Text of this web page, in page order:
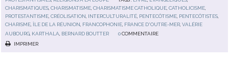
CHARISMATIQUES ,CHARISMATISME ,CHARISMATISME CATHOLIQUE ,CATHOLICISME
PROTESTANTISME ,CRÉOLISATION INTERCULTURALITÉ PENTECÔTISME PENTECÔTISTES
CHARISME ÎLE DE LA RÉUNION FRANCOPHONIE FRANCE D'OUTRE-MER ,VALÉRIE
AUBOURG, KARTHALA, BERNARD BOUTTER 0 COMMENTAIRE
IMPRIMER